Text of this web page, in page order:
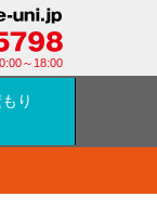
～18:00
り